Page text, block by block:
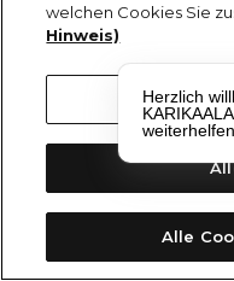
welchen Cookies Sie
Hinweis)
Alle
Herzlich